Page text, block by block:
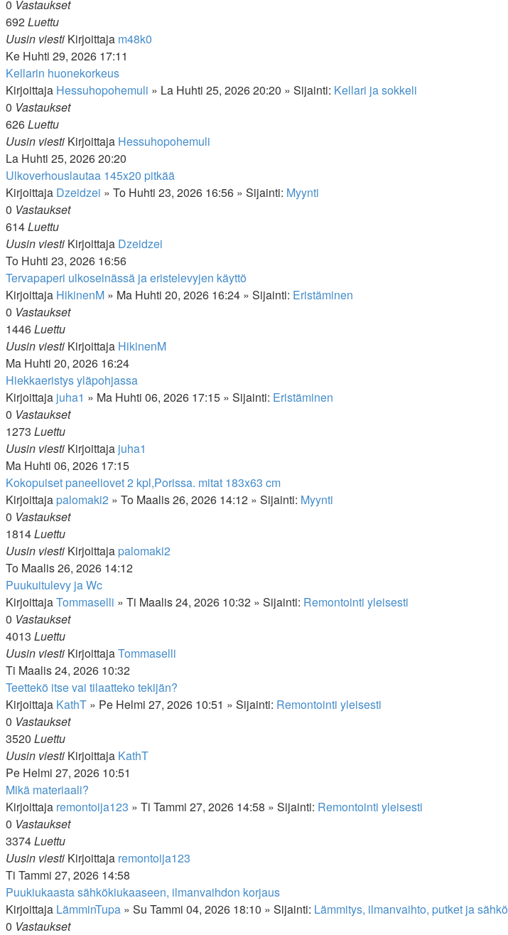
0 Vastaukset
692Luettu
Uusin viesti Kirjoittaja m48k0
Ke Huhti 29, 2026 17:11
Kellarin huonekorkeus
Kirjoittaja Hessuhopohemuli » La Huhti 25, 2026 20:20 » Sijainti: Kellari ja sokkeli
0 Vastaukset
626Luettu
Uusin viesti Kirjoittaja Hessuhopohemuli
La Huhti 25, 2026 20:20
Ulkoverhouslautaa 145x20 pitkää
Kirjoittaja Dzeidzei » To Huhti 23, 2026 16:56 » Sijainti: Myynti
0 Vastaukset
614Luettu
Uusin viesti Kirjoittaja Dzeidzei
To Huhti 23, 2026 16:56
Tervapaperi ulkoseinässä ja eristelevyjen käyttö
Kirjoittaja HikinenM » Ma Huhti 20, 2026 16:24 » Sijainti: Eristäminen
0 Vastaukset
1446Luettu
Uusin viesti Kirjoittaja HikinenM
Ma Huhti 20, 2026 16:24
Hiekkaeristys yläpohjassa
Kirjoittaja juha1 » Ma Huhti 06, 2026 17:15 » Sijainti: Eristäminen
0 Vastaukset
1273 Luettu
Uusin viesti Kirjoittaja juha1
Ma Huhti 06, 2026 17:15
Kokopuiset paneeliovet 2 kpl,Porissa. mitat 183x63 cm
Kirjoittaja palomaki2 » To Maalis 26, 2026 14:12 » Sijainti: Myynti
0 Vastaukset
1814Luettu
Uusin viesti Kirjoittaja palomaki2
To Maalis 26, 2026 14:12
Puukuitulevy ja Wc
KirjoittajaTommaselli » Ti Maalis 24, 2026 10:32 » Sijainti: Remontointi yleisesti
0 Vastaukset
4013 Luettu
Uusin viesti KirjoittajaTommaselli
Ti Maalis 24, 2026 10:32
Teettekö itse vai tilaatteko tekijän?
Kirjoittaja KathT » Pe Helmi 27, 2026 10:51 » Sijainti: Remontointi yleisesti
0 Vastaukset
3520 Luettu
Uusin viesti Kirjoittaja KathT
Pe Helmi 27, 2026 10:51
Mikä materiaali?
Kirjoittaja remontoija123 » Ti Tammi 27, 2026 14:58 » Sijainti: Remontointi yleisesti
0 Vastaukset
3374Luettu
Uusin viesti Kirjoittaja remontoija123
Ti Tammi 27, 2026 14:58
Puukiukaasta sähkökiukaaseen, ilmanvaihdon korjaus
Kirjoittaja LämminTupa » Su Tammi 04, 2026 18:10 » Sijainti: Lämmitys, ilmanvaihto, putket ja sähkö
0 Vastaukset